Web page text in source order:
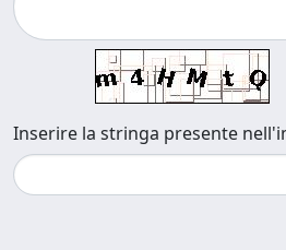
Inserire la stringa presente